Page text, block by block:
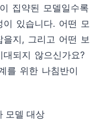
집약된 모델일수록
있습니다. 어떤 모
지, 그리고 어떤 보
되지 않으신가요?
를 위한 나침반이
모델 대상